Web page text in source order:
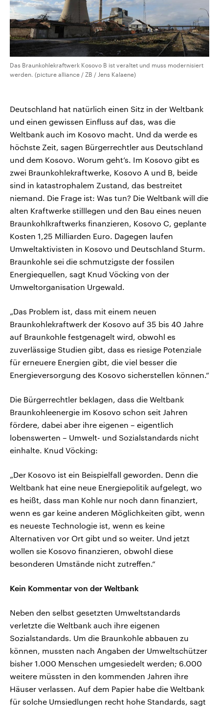
Das Braunkohlekraftwerk Kosovo B ist veraltet und muss modernisiert
werden. (picture alliance / ZB / Jens Kalaene)
Deutschland hat natürlich einen Sitz in der Weltbank
und einen gewissen Einfluss auf das, was die
Weltbank auch im Kosovo macht. Und da werde es
höchste Zeit, sagen Bürgerrechtler aus Deutschland
und dem Kosovo. Worum geht’s. Im Kosovo gibt es
zwei Braunkohlekraftwerke, Kosovo A und B, beide
sind in katastrophalem Zustand, das bestreitet
niemand. Die Frage ist: Was tun? Die Weltbank will die
alten Kraftwerke stilllegen und den Bau eines neuen
Braunkohlkraftwerks finanzieren, Kosovo C, geplante
Kosten 1,25 Milliarden Euro. Dagegen laufen
Umweltaktivisten in Kosovo und Deutschland Sturm.
Braunkohle sei die schmutzigste der fossilen
Energiequellen, sagt Knud Vöcking von der
Umweltorganisation Urgewald.
„Das Problem ist, dass mit einem neuen
Braunkohlekraftwerk der Kosovo auf 35 bis 40 Jahre
auf Braunkohle festgenagelt wird, obwohl es
zuverlässige Studien gibt, dass es riesige Potenziale
für erneuere Energien gibt, die viel besser die
Energieversorgung des Kosovo sicherstellen können.“
Die Bürgerrechtler beklagen, dass die Weltbank
Braunkohleenergie im Kosovo schon seit Jahren
fördere, dabei aber ihre eigenen – eigentlich
lobenswerten – Umwelt- und Sozialstandards nicht
einhalte. Knud Vöcking:
„Der Kosovo ist ein Beispielfall geworden. Denn die
Weltbank hat eine neue Energiepolitik aufgelegt, wo
es heißt, dass man Kohle nur noch dann finanziert,
wenn es gar keine anderen Möglichkeiten gibt, wenn
es neueste Technologie ist, wenn es keine
Alternativen vor Ort gibt und so weiter. Und jetzt
wollen sie Kosovo finanzieren, obwohl diese
besonderen Umstände nicht zutreffen.“
Kein Kommentar von der Weltbank
Neben den selbst gesetzten Umweltstandards
verletzte die Weltbank auch ihre eigenen
Sozialstandards. Um die Braunkohle abbauen zu
können, mussten nach Angaben der Umweltschützer
bisher 1.000 Menschen umgesiedelt werden; 6.000
weitere müssten in den kommenden Jahren ihre
Häuser verlassen. Auf dem Papier habe die Weltbank
für solche Umsiedlungen recht hohe Standards, sagt